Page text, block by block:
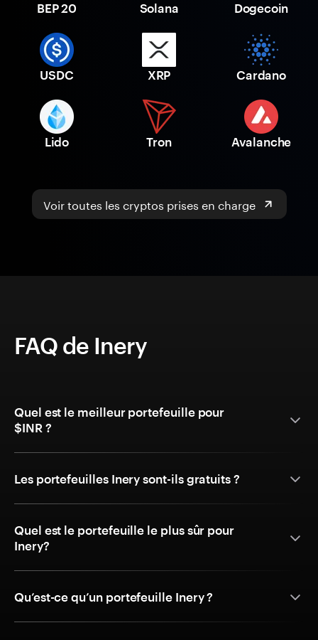
BEP 20 Solana Dogecoin
USDC XRP Cardano
Lido Tron Avalanche
Voir toutes les cryptos prises en charge
FAQ de Inery
Quel est le meilleur portefeuille pour
$INR ?
Les portefeuilles Inery sont-ils gratuits ?
Quel est le portefeuille le plus sûr pour
Inery?
Qu’est-ce qu’un portefeuille Inery ?